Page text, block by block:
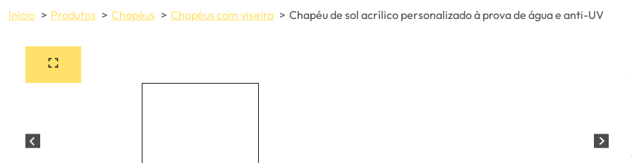
Início Produtos Chapéus Chapéus com viseira Chapéu de sol acrílico personalizado à prova de água e anti-UV